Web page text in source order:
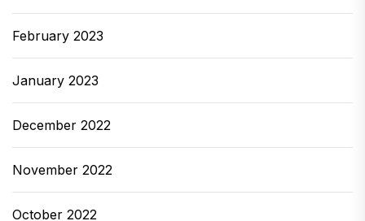
February 2023
January 2023
December 2022
November 2022
October 2022